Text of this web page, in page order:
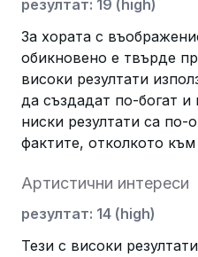
резултат: 19 ( high)
За хората с
обикновено е твърде
високи резултати
да създадат по-богат и
ниски резултати са по-
фактите, отколкото към
Артистични интереси
резултат: 14 (high)
Тези с високи